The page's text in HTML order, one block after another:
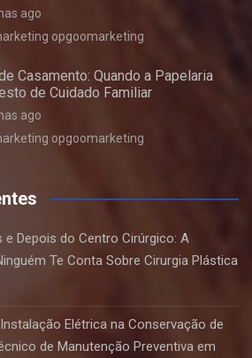
ago
opgoomarketing
Casamento: Quando a Papelaria
de Cuidado Familiar
ago
opgoomarketing
e Depois do Centro Cirúrgico: A
Te Conta Sobre Cirurgia Plástica
Elétrica na Conservação de
de Manutenção Preventiva em